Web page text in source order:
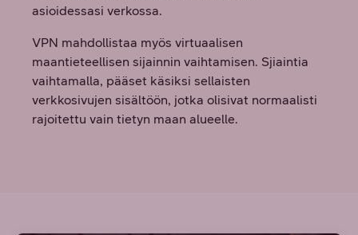
asioidessasi verkossa.
VPN mahdollistaa myös virtuaalisen
maantieteellisen sijainnin vaihtamisen. Sjiaintia
vaihtamalla, pääset käsiksi sellaisten
verkkosivujen sisältöön, jotka olisivat normaalisti
rajoitettu vain tietyn maan alueelle.